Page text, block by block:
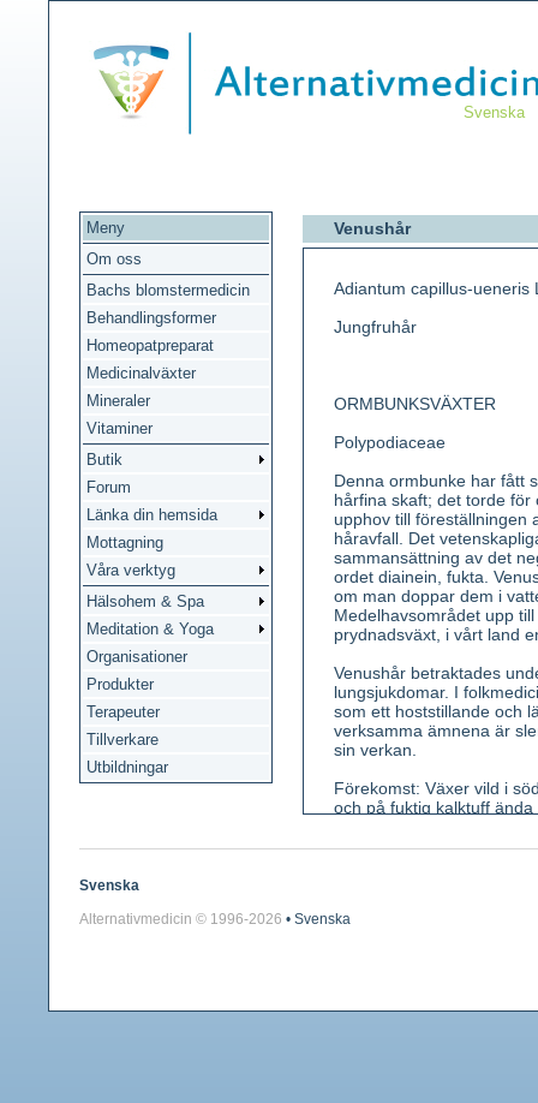
Svenska
Meny
Om oss
Bachs blomstermedicin
Behandlingsformer
Homeopatpreparat
Medicinalväxter
Mineraler
Vitaminer
Butik
Forum
Länka din hemsida
Mottagning
Våra verktyg
Hälsohem & Spa
Meditation & Yoga
Organisationer
Produkter
Terapeuter
Tillverkare
Utbildningar
Venushår
Adiantum capillus-ueneris
Jungfruhår
ORMBUNKSVÄXTER
Polypodiaceae
Denna ormbunke har fått
hårfina skaft; det torde
upphov till föreställningen
håravfall. Det
sammansättning av det
ordet diainein, fukta.
om man doppar dem i
Medelhavsområdet upp
prydnadsväxt, i vårt land
Venushår betraktades
lungsjukdomar. I
som ett hoststillande och
verksamma ämnena är
sin verkan.
Förekomst: Växer vild i
och på fuktig kalktuff
Kännetecken: En 10-40
Svenska
Alternativmedicin © 1996-2026 • Svenska